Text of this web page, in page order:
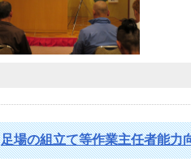
足場の組立て等作業主任者能力